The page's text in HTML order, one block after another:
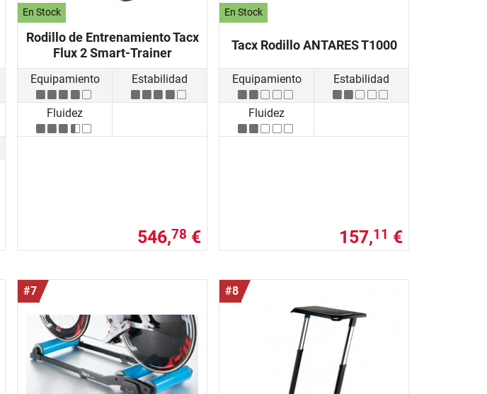
En Stock
Rodillo de Entrenamiento Tacx
Flux 2 Smart-Trainer
Equipamiento Estabilidad
Fluidez
546,78 €
En Stock
Tacx Rodillo ANTARES T1000
Equipamiento Estabilidad
Fluidez
157,11 €
#7 #8